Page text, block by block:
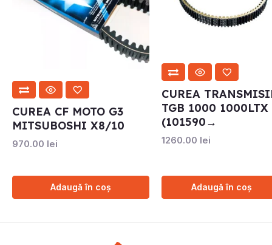
CUREA CF MOTO G3
MITSUBOSHI X8/10
970.00 lei
Adaugă în coș
CUREA
TGB 1000 1000LTX
(101590→
1260.00 lei
Adaugă în coș